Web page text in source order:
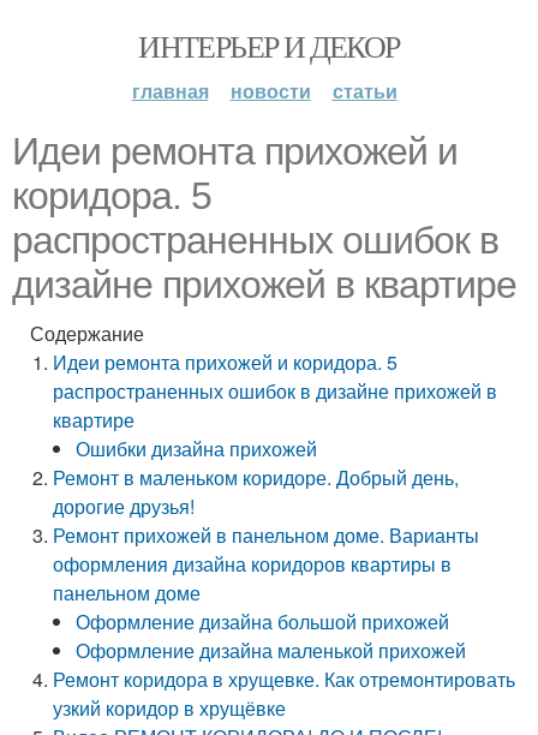
ИНТЕРЬЕР И ДЕКОР
главная новости статьи
Идеи ремонта прихожей и
коридора. 5
распространенных ошибок в
дизайне прихожей в квартире
Содержание
Идеи ремонта прихожей и коридора. 5
распространенных ошибок в дизайне прихожей в
квартире
Ошибки дизайна прихожей
Ремонт в маленьком коридоре. Добрый день,
дорогие друзья!
Ремонт прихожей в панельном доме. Варианты
оформления дизайна коридоров квартиры в
панельном доме
Оформление дизайна большой прихожей
Оформление дизайна маленькой прихожей
Ремонт коридора в хрущевке. Как отремонтировать
узкий коридор в хрущёвке